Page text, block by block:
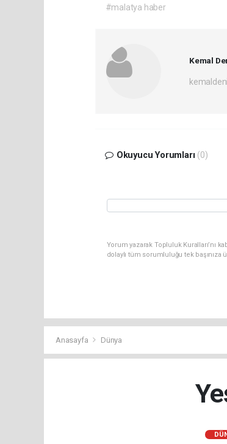
#malatya haber
Kemal
Okuyucu Yorumları (0)
Yorum yazarak Topluluk Kuralları’nı
dolaylı tüm sorumluluğu tek
Anasayfa Dünya